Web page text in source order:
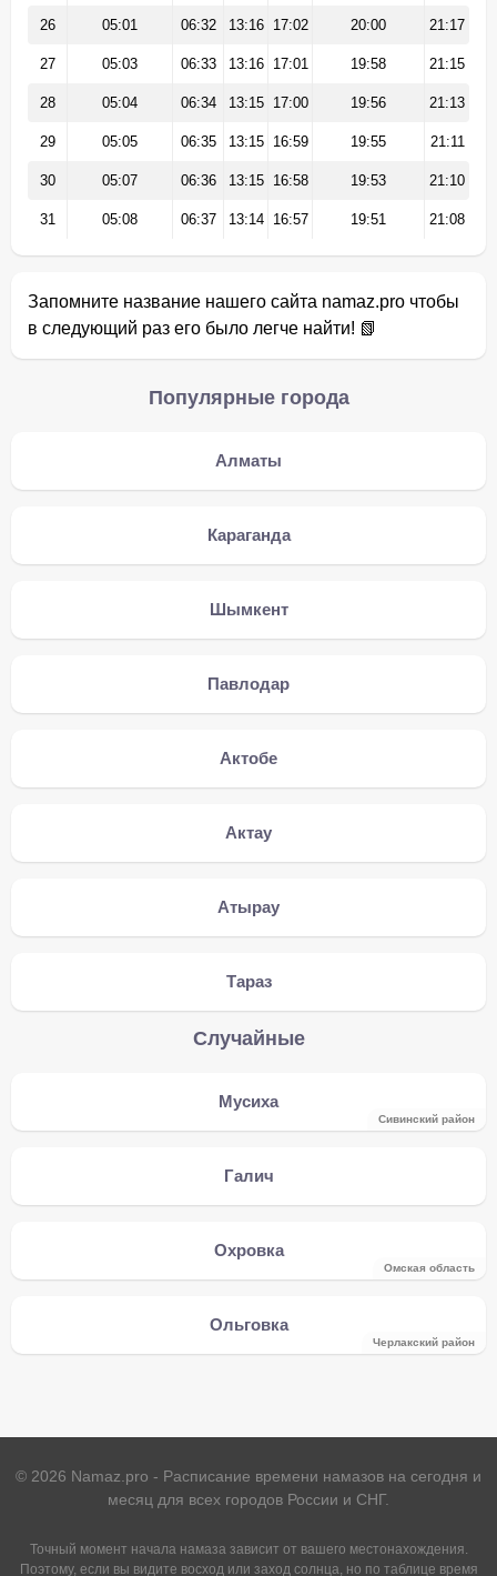
26 05:01 06:32 13:16 17:02 20:00 21:17
27 05:03 06:33 13:16 17:01 19:58 21:15
28 05:04 06:34 13:15 17:00 19:56 21:13
29 05:05 06:35 13:15 16:59 19:55 21:11
30 05:07 06:36 13:15 16:58 19:53 21:10
31 05:08 06:37 13:14 16:57 19:51 21:08
Запомните название нашего сайта namaz.pro чтобы
в следующий раз его было легче найти! 📗
Популярные города
Алматы
Караганда
Шымкент
Павлодар
Актобе
Актау
Атырау
Тараз
Случайные
Мусиха
Сивинский район
Галич
Охровка
Омская область
Ольговка
Черлакский район
© 2026 Namaz.pro - Расписание времени намазов на сегодня и
месяц для всех городов России и СНГ.
Точный момент начала намаза зависит от вашего местонахождения.
Поэтому, если вы видите восход или заход солнца, но по таблице время